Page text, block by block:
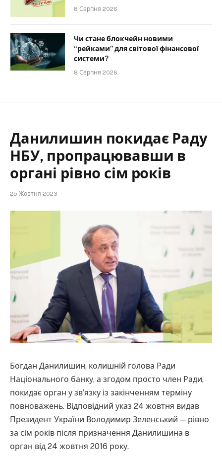
8 Серпня 2026
Чи стане блокчейн новими
“рейками” для світової фінансової
системи?
8 Серпня 2026
Данилишин покидає Раду
НБУ, пропрацювавши в
органі рівно сім років
25 Жовтня 2023
Богдан Данилишин, колишній голова Ради
Національного банку, а згодом просто член Ради,
покидає орган у звʼязку із закінченням терміну
повноважень. Відповідний указ 24 жовтня видав
Президент України Володимир Зеленський — рівно
за сім років після призначення Данилишина в
орган від 24 жовтня 2016 року.